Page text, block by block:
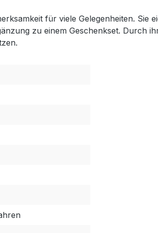
für viele Gelegenheiten.
zu einem Geschenkset. Durch